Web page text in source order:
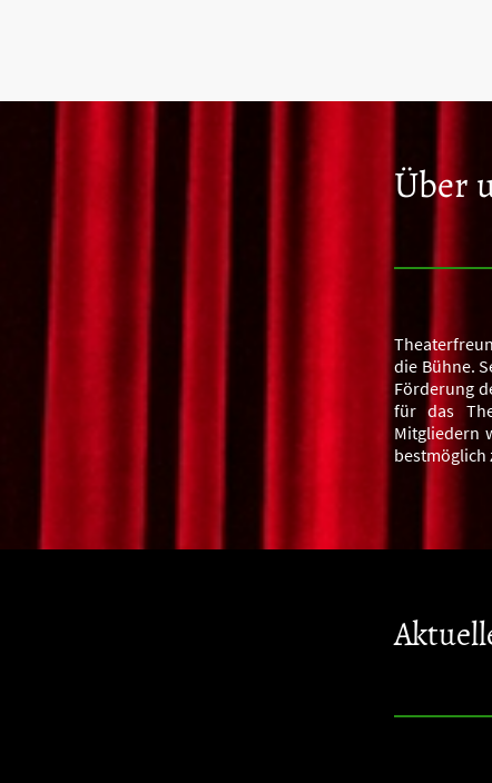
Über
die Bühne.
Förderung
für das
Mitgliedern
bestmöglich